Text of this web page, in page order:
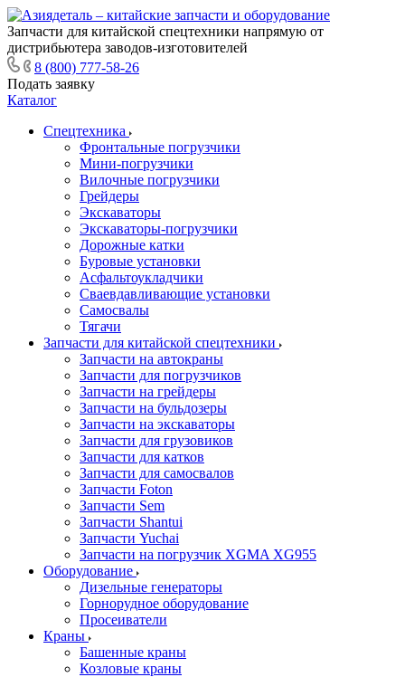
Запчасти для китайской спецтехники напрямую от
дистрибьютера заводов-изготовителей
8 (800) 777-58-26
Подать заявку
Каталог
Спецтехника
Фронтальные погрузчики
Мини-погрузчики
Вилочные погрузчики
Грейдеры
Экскаваторы
Экскаваторы-погрузчики
Дорожные катки
Буровые установки
Асфальтоукладчики
Сваевдавливающие установки
Самосвалы
Тягачи
Запчасти для китайской спецтехники
Запчасти на автокраны
Запчасти для погрузчиков
Запчасти на грейдеры
Запчасти на бульдозеры
Запчасти на экскаваторы
Запчасти для грузовиков
Запчасти для катков
Запчасти для самосвалов
Запчасти Foton
Запчасти Sem
Запчасти Shantui
Запчасти Yuchai
Запчасти на погрузчик XGMA XG955
Оборудование
Дизельные генераторы
Горнорудное оборудование
Просеиватели
Краны
Башенные краны
Козловые краны